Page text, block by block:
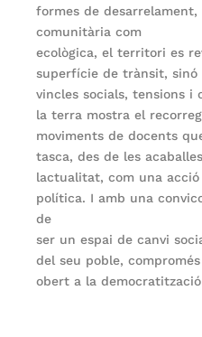
formes de
comunitària com
ecològica, el territori es
superfície de trànsit, sinó
vincles socials, tensions i
la terra mostra el
moviments de docents
tasca, des de les
lactualitat, com una
política. I amb una
de
ser un espai de canvi
del seu poble,
obert a la